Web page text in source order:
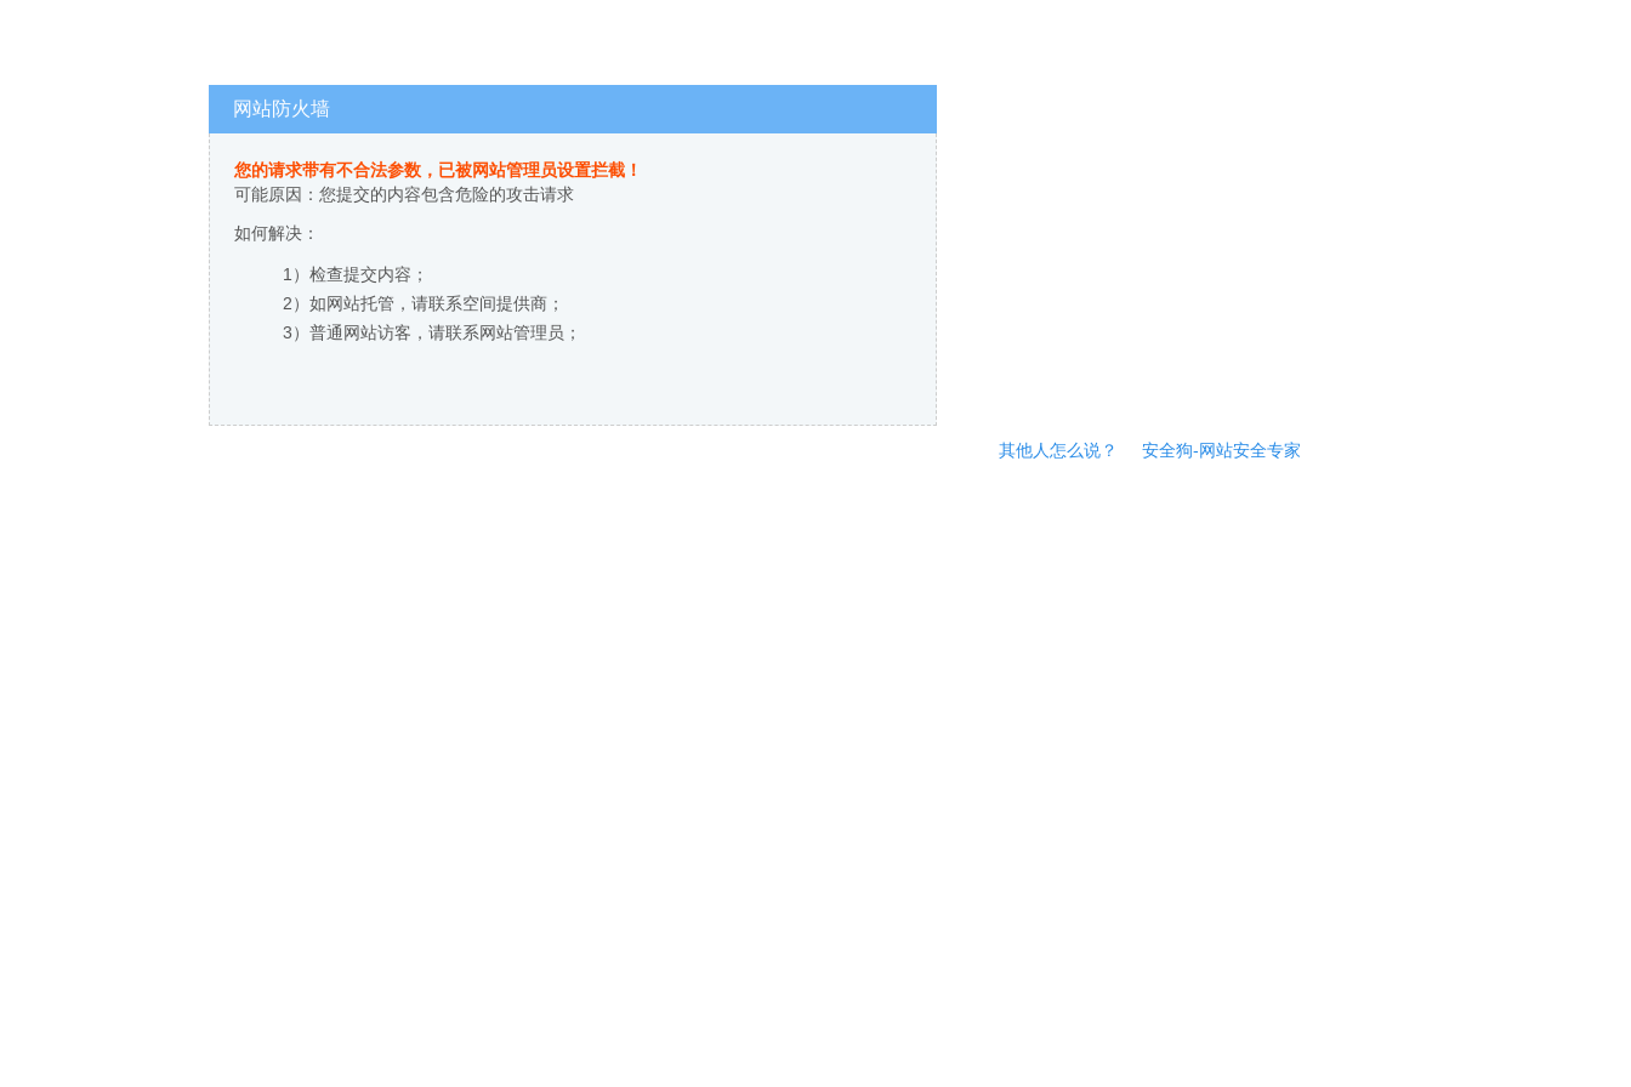
网站防火墙
您的请求带有不合法参数，已被网站管理员设置拦截！
可能原因：您提交的内容包含危险的攻击请求
如何解决：
1）检查提交内容；
2）如网站托管，请联系空间提供商；
3）普通网站访客，请联系网站管理员；
其他人怎么说？ 安全狗-网站安全专家